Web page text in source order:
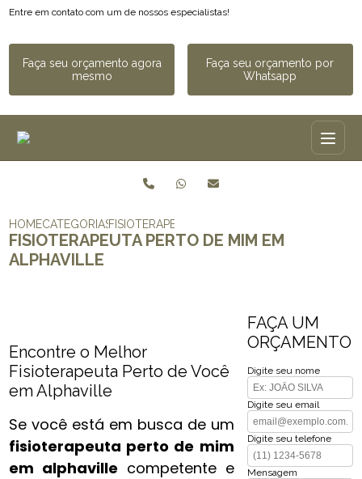
Entre em contato com um de nossos especialistas!
Faça seu orçamento agora
mesmo
Faça seu orçamento por
Whatsapp
HOMECATEGORIASFISIOTERAPEUTA PERTO DE MIM​ EM
FISIOTERAPEUTA PERTO DE MIM​ EM
ALPHAVILLE
Encontre o Melhor
Fisioterapeuta Perto de Você
em Alphaville
Se você está em busca de um
fisioterapeuta perto de mim​
em alphaville competente e
FAÇA UM
ORÇAMENTO
Digite seu nome
Digite seu email
Digite seu telefone
Mensagem